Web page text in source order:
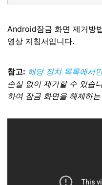
Android잠금 화면 제거방
영상 지침서입니다.
참고: 해당 장치 목록에서
손실 없이 제거할 수 있습
하여 잠금 화면을 해제하는